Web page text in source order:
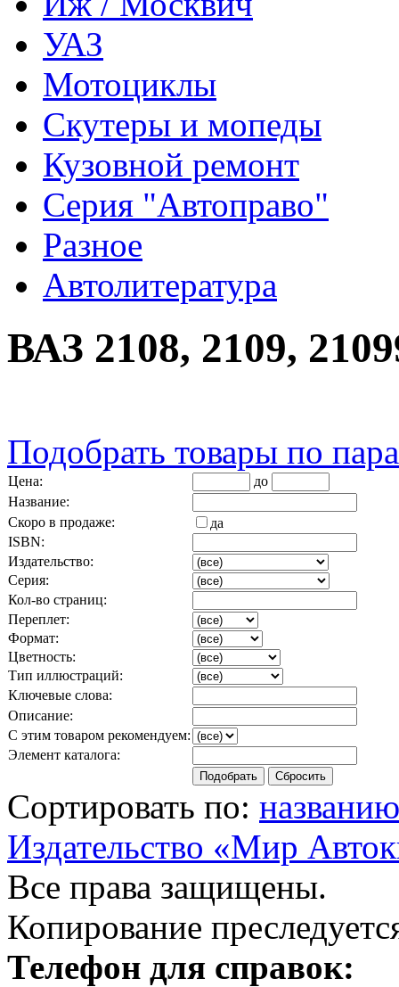
УАЗ
Мотоциклы
Скутеры и мопеды
Кузовной ремонт
Серия "Автоправо"
Разное
Автолитература
ВАЗ 2108, 2109,
Подобрать товары по
Цена:
до
Название:
Скоро в продаже:
да
ISBN:
Издательство:
Серия:
Кол-во страниц:
Переплет:
Формат:
Цветность:
Тип иллюстраций:
Ключевые слова:
Описание:
С этим товаром рекомендуем:
Элемент каталога:
Сортировать по: названию
Издательство «Мир
Все права защищены.
Копирование
Телефон для справок: